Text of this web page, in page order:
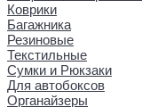
Коврики
Багажника
Резиновые
Текстильные
Сумки и Рюкзаки
Для автобоксов
Органайзеры